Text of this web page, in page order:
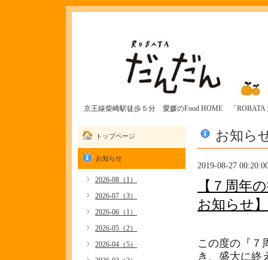
京王線柴崎駅徒歩５分 愛媛のFood HOME 「ROBATA
お知ら
2019-08-27
【７周年
お知らせ】
この度の『７
き、盛大に
トップページ
お知らせ
2026-08（1）
2026-07（3）
2026-06（1）
2026-05（2）
2026-04（5）